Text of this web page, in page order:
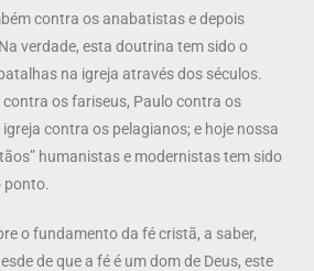
contra os anabatistas e depois
verdade, esta doutrina tem sido o
na igreja através dos séculos.
os fariseus, Paulo contra os
contra os pelagianos; e hoje nossa
humanistas e modernistas tem sido
ponto.
o fundamento da fé cristã, a saber,
de que a fé é um dom de Deus, este